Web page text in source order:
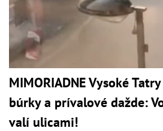
MIMORIADNE Vysoké
búrky a prívalové dažde:
valí ulicami!